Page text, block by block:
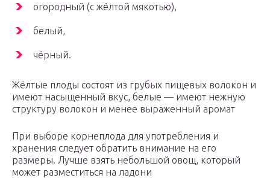
огородный (с жёлтой мякотью),
белый,
чёрный.
Жёлтые плоды состоят из грубых пищевых волокон и
имеют насыщенный вкус, белые — имеют нежную
структуру волокон и менее выраженный аромат
При выборе корнеплода для употребления и
хранения следует обратить внимание на его
размеры. Лучше взять небольшой овощ, который
может разместиться на ладони